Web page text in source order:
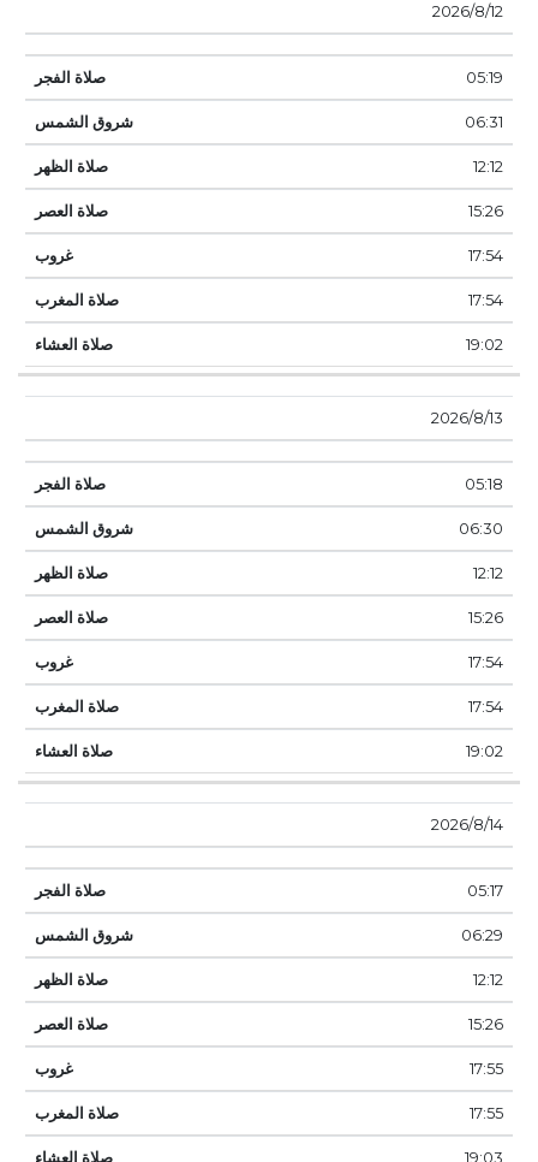
12‏‏/8‏‏/2026
05:19
06:31
12:12
15:26
17:54
17:54
19:02
13‏‏/8‏‏/2026
05:18
06:30
12:12
15:26
17:54
17:54
19:02
14‏‏/8‏‏/2026
05:17
06:29
12:12
15:26
17:55
17:55
19:03